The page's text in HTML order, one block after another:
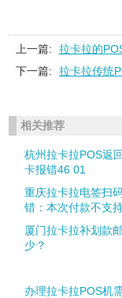
上一篇:
拉卡拉的
下一篇:
拉卡拉传统
相关推荐
杭州拉卡拉POS返
卡报错46 01
重庆拉卡拉电签扫
错：本次付款不支持
厦门拉卡拉补划款
少？
办理拉卡拉POS机